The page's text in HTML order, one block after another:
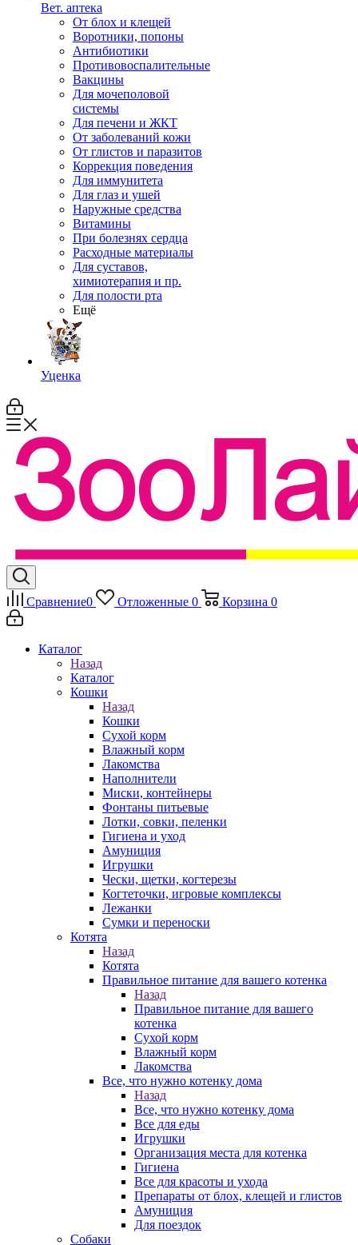
Вет. аптека
От блох и клещей
Воротники, попоны
Антибиотики
Противовоспалительные
Вакцины
Для мочеполовой
системы
Для печени и ЖКТ
От заболеваний кожи
От глистов и паразитов
Коррекция поведения
Для иммунитета
Для глаз и ушей
Наружные средства
Витамины
При болезнях сердца
Расходные материалы
Для суставов,
химиотерапия и пр.
Для полости рта
Ещё
Уценка
Сравнение0 Отложенные 0 Корзина 0
Каталог
Назад
Каталог
Кошки
Назад
Кошки
Сухой корм
Влажный корм
Лакомства
Наполнители
Миски, контейнеры
Фонтаны питьевые
Лотки, совки, пеленки
Гигиена и уход
Амуниция
Игрушки
Чески, щетки, когтерезы
Когтеточки, игровые комплексы
Лежанки
Сумки и переноски
Котята
Назад
Котята
Правильное питание для вашего котенка
Назад
Правильное питание для вашего
котенка
Сухой корм
Влажный корм
Лакомства
Все, что нужно котенку дома
Назад
Все, что нужно котенку дома
Все для еды
Игрушки
Организация места для котенка
Гигиена
Все для красоты и ухода
Препараты от блох, клещей и глистов
Амуниция
Для поездок
Собаки